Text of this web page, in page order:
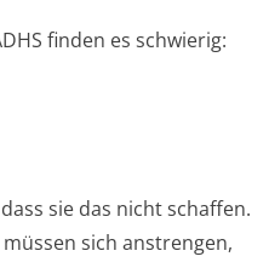
finden es schwierig:
sie das nicht schaffen.
sich anstrengen,